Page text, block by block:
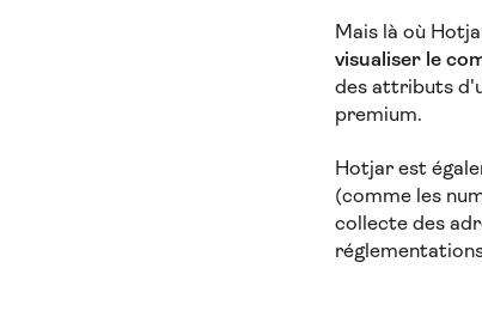
Mais là où
visualiser le
des attributs
premium.
Hotjar est
(comme les
collecte des